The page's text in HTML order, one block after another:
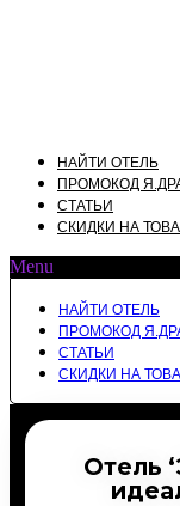
НАЙТИ ОТЕЛЬ
ПРОМОКОД
СТАТЬИ
СКИДКИ НА
Menu
НАЙТИ ОТЕЛЬ
ПРОМОКОД
СТАТЬИ
СКИДКИ НА
Отель